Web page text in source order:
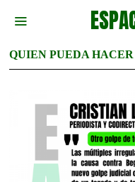
QUIEN PUEDA